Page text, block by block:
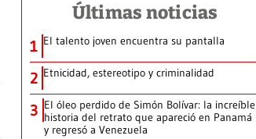
Últimas noticias
1 El talento joven encuentra su pantalla​
2 Etnicidad, estereotipo y criminalidad
3 El óleo perdido de Simón Bolívar: la increíble
historia del retrato que apareció en Panamá
y regresó a Venezuela